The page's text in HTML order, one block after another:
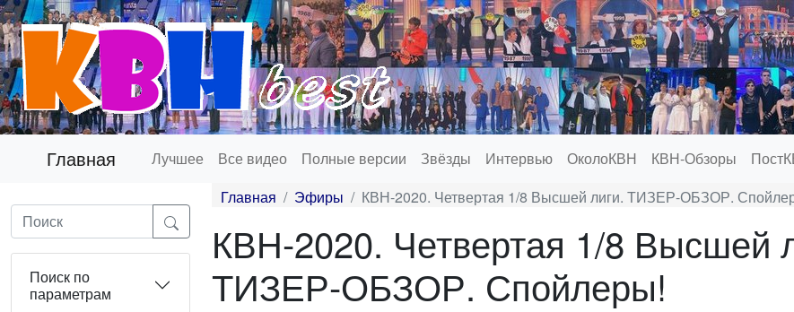
Главная Лучшее Все видео Полные версии Звёзды Интервью ОколоКВН КВН-Обзоры
Поиск по
параметрам
Главная Эфиры КВН-2020. Четвертая 1/8 Высшей лиги. ТИЗЕР-ОБЗОР.
КВН-2020. Четвертая 1/8 Высшей
ТИЗЕР-ОБЗОР. Спойлеры!